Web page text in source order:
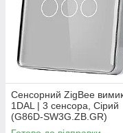
Сенсорний ZigBee
1DAL | 3 сенсора, Сірий
(G86D-SW3G.ZB.GR)